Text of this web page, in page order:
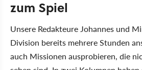
zum Spiel
Unsere Redakteure Johannes und
Division bereits mehrere Stunden
auch Missionen ausprobieren, die